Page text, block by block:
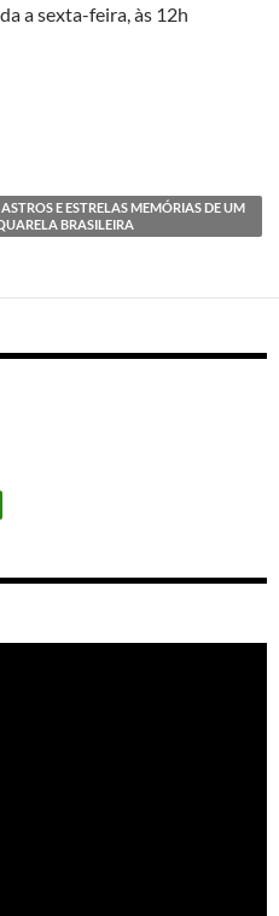
a sexta-feira, às 12h
E ESTRELAS MEMÓRIAS DE UM
BRASILEIRA